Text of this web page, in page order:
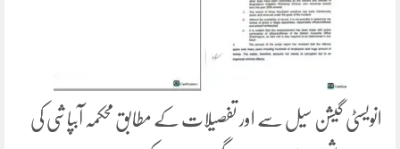
انویسٹی گیشن سیل سے اور تفصیلات کے مطابق محکمہ آبپاشی کی